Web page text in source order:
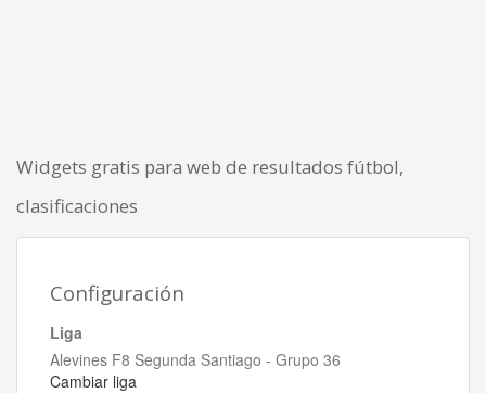
Widgets gratis para web de resultados fútbol,
clasificaciones
Configuración
Liga
Alevines F8 Segunda Santiago - Grupo 36
Cambiar liga